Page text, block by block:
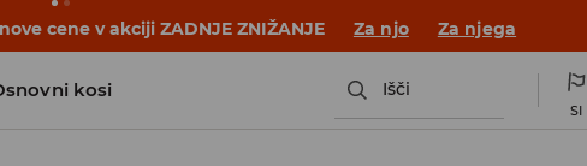
zvoncem. Začni šolsko leto v novem outfitu! Za njo
kosi Išči
SI